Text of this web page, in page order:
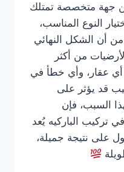
جهة متخصصة تمتلك
النوع المناسب،
من أن الشكل النهائي
من أكثر
أي عقار، وأي خطأ في
قد يؤثر على
السبب، فإن
تركيب الباركيه يُعد
على نتيجة جميلة،